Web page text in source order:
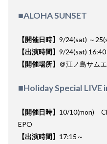
■ALOHA SUNSET
【開催日時】 9/24(sat) ～
【出演時間】 9/24(sat) 16:40
【開催場所】 ＠江ノ島サム
■Holiday Special LIVE
【開催日時】 10/10(mon)
EPO
【出演時間】 17:15～